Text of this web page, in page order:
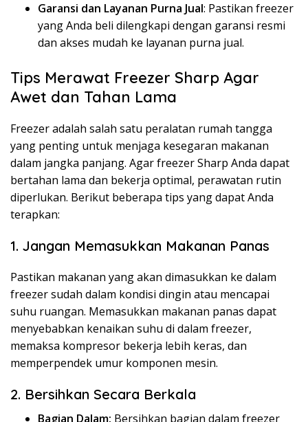
Garansi dan Layanan Purna Jual: Pastikan freezer
yang Anda beli dilengkapi dengan garansi resmi
dan akses mudah ke layanan purna jual.
Tips Merawat Freezer Sharp Agar
Awet dan Tahan Lama
Freezer adalah salah satu peralatan rumah tangga
yang penting untuk menjaga kesegaran makanan
dalam jangka panjang. Agar freezer Sharp Anda dapat
bertahan lama dan bekerja optimal, perawatan rutin
diperlukan. Berikut beberapa tips yang dapat Anda
terapkan:
1. Jangan Memasukkan Makanan Panas
Pastikan makanan yang akan dimasukkan ke dalam
freezer sudah dalam kondisi dingin atau mencapai
suhu ruangan. Memasukkan makanan panas dapat
menyebabkan kenaikan suhu di dalam freezer,
memaksa kompresor bekerja lebih keras, dan
memperpendek umur komponen mesin.
2. Bersihkan Secara Berkala
Bagian Dalam: Bersihkan bagian dalam freezer